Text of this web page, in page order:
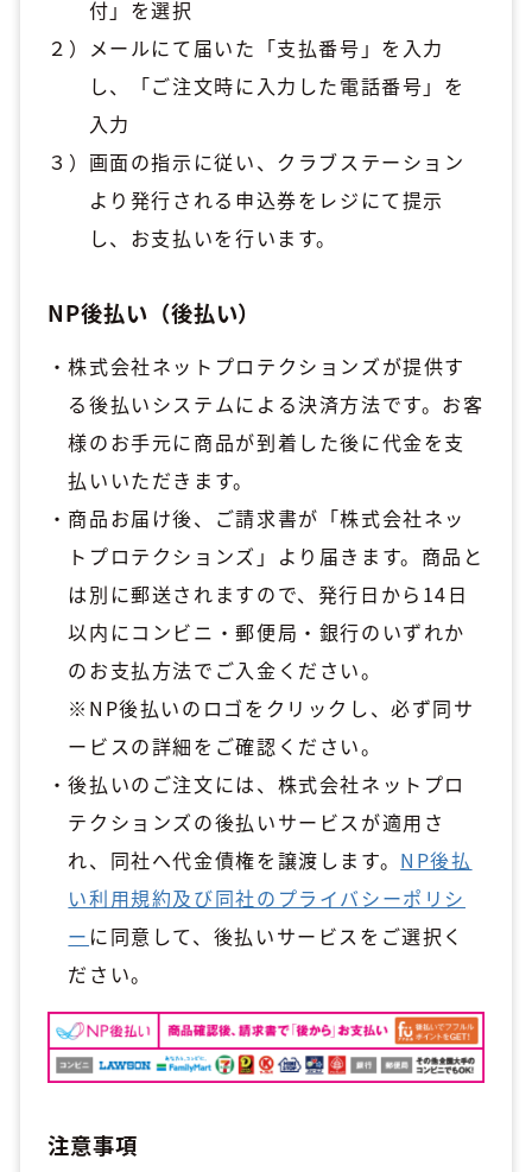
付」を選択
メールにて届いた「支払番号」を入力
し、「ご注文時に入力した電話番号」を
入力
画面の指示に従い、クラブステーション
より発行される申込券をレジにて提示
し、お支払いを行います。
NP後払い（後払い）
株式会社ネットプロテクションズが提供す
る後払いシステムによる決済方法です。お客
様のお手元に商品が到着した後に代金を支
払いいただきます。
商品お届け後、ご請求書が「株式会社ネッ
トプロテクションズ」より届きます。商品と
は別に郵送されますので、発行日から14日
以内にコンビニ・郵便局・銀行のいずれか
のお支払方法でご入金ください。
※NP後払いのロゴをクリックし、必ず同サ
ービスの詳細をご確認ください。
後払いのご注文には、株式会社ネットプロ
テクションズの後払いサービスが適用さ
れ、同社へ代金債権を譲渡します。 NP後払
い利用規約及び同社のプライバシーポリシ
ー に同意して、後払いサービスをご選択く
ださい。
注意事項